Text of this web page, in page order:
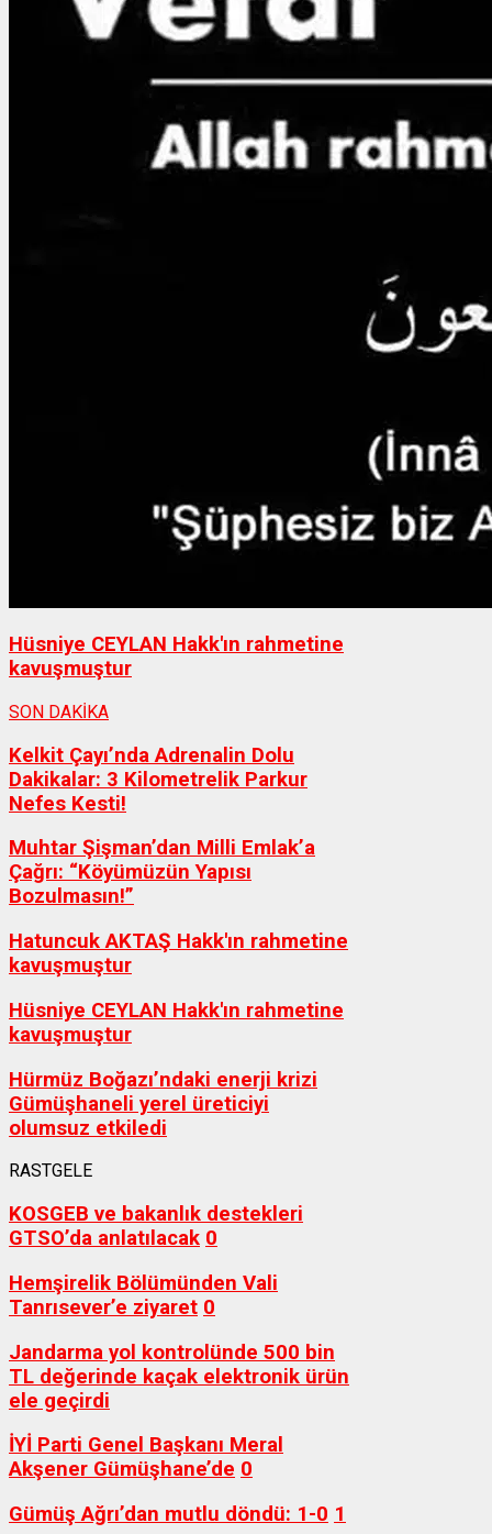
Hüsniye CEYLAN Hakk'ın rahmetine
kavuşmuştur
SON DAKİKA
Kelkit Çayı’nda Adrenalin Dolu
Dakikalar: 3 Kilometrelik Parkur
Nefes Kesti!
Muhtar Şişman’dan Milli Emlak’a
Çağrı: “Köyümüzün Yapısı
Bozulmasın!”
Hatuncuk AKTAŞ Hakk'ın rahmetine
kavuşmuştur
Hüsniye CEYLAN Hakk'ın rahmetine
kavuşmuştur
Hürmüz Boğazı’ndaki enerji krizi
Gümüşhaneli yerel üreticiyi
olumsuz etkiledi
RASTGELE
KOSGEB ve bakanlık destekleri
GTSO’da anlatılacak 0
Hemşirelik Bölümünden Vali
Tanrısever’e ziyaret 0
Jandarma yol kontrolünde 500 bin
TL değerinde kaçak elektronik ürün
ele geçirdi
İYİ Parti Genel Başkanı Meral
Akşener Gümüşhane’de 0
Gümüş Ağrı’dan mutlu döndü: 1-0 1